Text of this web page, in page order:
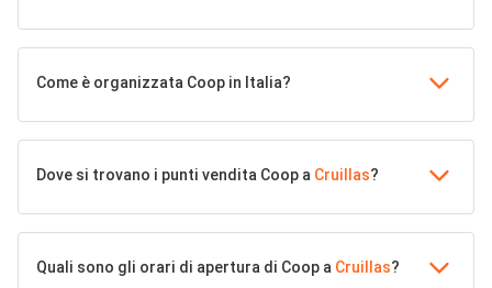
Come è organizzata Coop in Italia?
Dove si trovano i punti vendita Coop a Cruillas?
Quali sono gli orari di apertura di Coop a Cruillas?